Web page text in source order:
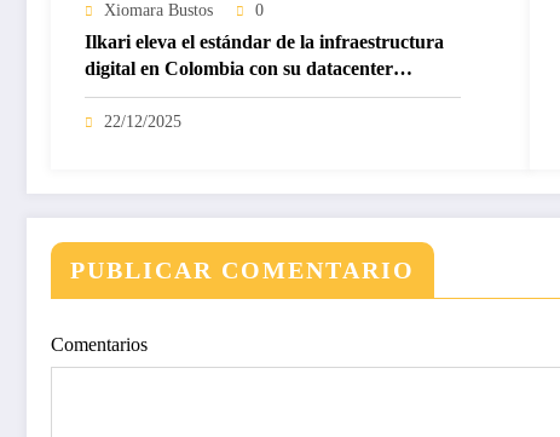
Xiomara Bustos 0
Ilkari eleva el estándar de la infraestructura
digital en Colombia con su datacenter
certificado Nivel IV de ICREA
22/12/2025
PUBLICAR COMENTARIO
Comentarios